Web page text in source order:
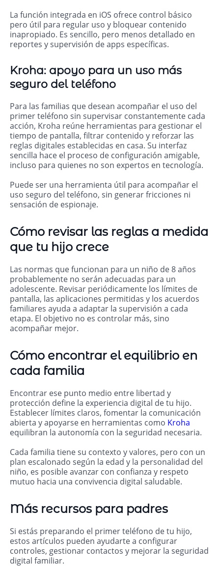
La función integrada en iOS ofrece control básico
pero útil para regular uso y bloquear contenido
inapropiado. Es sencillo, pero menos detallado en
reportes y supervisión de apps específicas.
Kroha: apoyo para un uso más
seguro del teléfono
Para las familias que desean acompañar el uso del
primer teléfono sin supervisar constantemente cada
acción, Kroha reúne herramientas para gestionar el
tiempo de pantalla, filtrar contenido y reforzar las
reglas digitales establecidas en casa. Su interfaz
sencilla hace el proceso de configuración amigable,
incluso para quienes no son expertos en tecnología.
Puede ser una herramienta útil para acompañar el
uso seguro del teléfono, sin generar fricciones ni
sensación de espionaje.
Cómo revisar las reglas a medida
que tu hijo crece
Las normas que funcionan para un niño de 8 años
probablemente no serán adecuadas para un
adolescente. Revisar periódicamente los límites de
pantalla, las aplicaciones permitidas y los acuerdos
familiares ayuda a adaptar la supervisión a cada
etapa. El objetivo no es controlar más, sino
acompañar mejor.
Cómo encontrar el equilibrio en
cada familia
Encontrar ese punto medio entre libertad y
protección define la experiencia digital de tu hijo.
Establecer límites claros, fomentar la comunicación
abierta y apoyarse en herramientas como Kroha
equilibran la autonomía con la seguridad necesaria.
Cada familia tiene su contexto y valores, pero con un
plan escalonado según la edad y la personalidad del
niño, es posible avanzar con confianza y respeto
mutuo hacia una convivencia digital saludable.
Más recursos para padres
Si estás preparando el primer teléfono de tu hijo,
estos artículos pueden ayudarte a configurar
controles, gestionar contactos y mejorar la seguridad
digital familiar.